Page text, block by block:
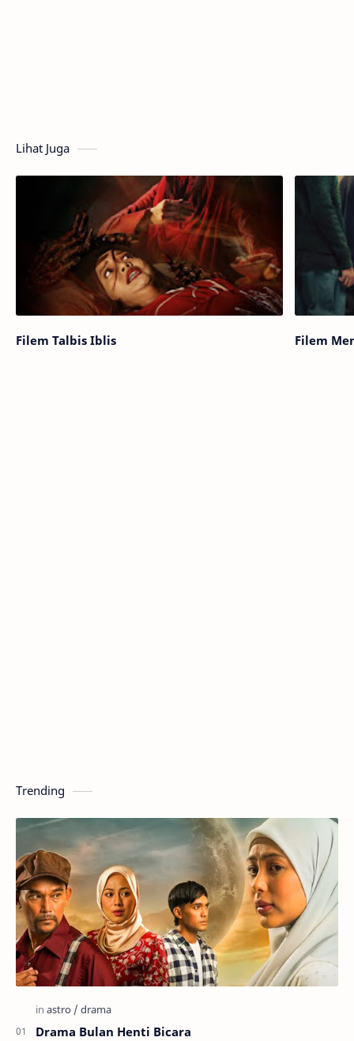
Lihat Juga
Filem Talbis Iblis Filem
Trending
Drama Bulan Henti Bicara